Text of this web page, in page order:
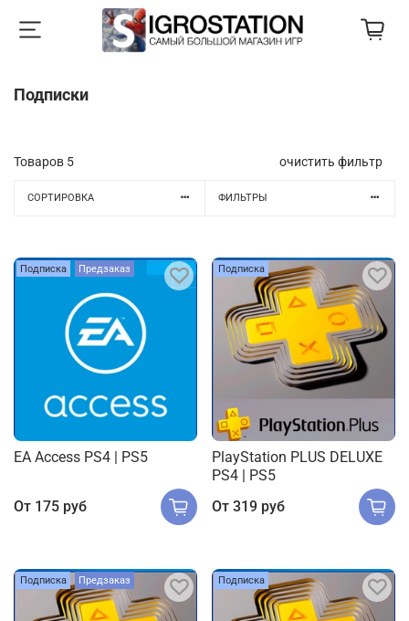
Подписки
Товаров 5 очистить фильтр
СОРТИРОВКА ФИЛЬТРЫ
Подписка Предзаказ
EA Access PS4 | PS5
От 175 руб
Подписка
PlayStation PLUS DELUXE
PS4 | PS5
От 319 руб
Подписка Предзаказ Подписка